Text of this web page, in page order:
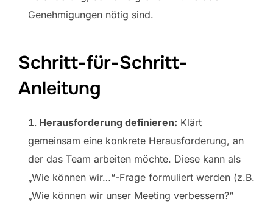
Genehmigungen nötig sind.
Schritt-für-Schritt-
Anleitung
Herausforderung definieren: Klärt
gemeinsam eine konkrete Herausforderung, an
der das Team arbeiten möchte. Diese kann als
„Wie können wir…“-Frage formuliert werden (z.B.
„Wie können wir unser Meeting verbessern?“